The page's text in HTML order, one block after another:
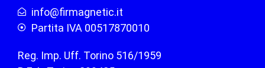
info@firmagnetic.it
Partita IVA 00517870010
Reg. Imp. Uff. Torino 516/1959